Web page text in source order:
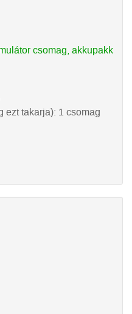
csomag, akkupakk
ezt takarja): 1 csomag